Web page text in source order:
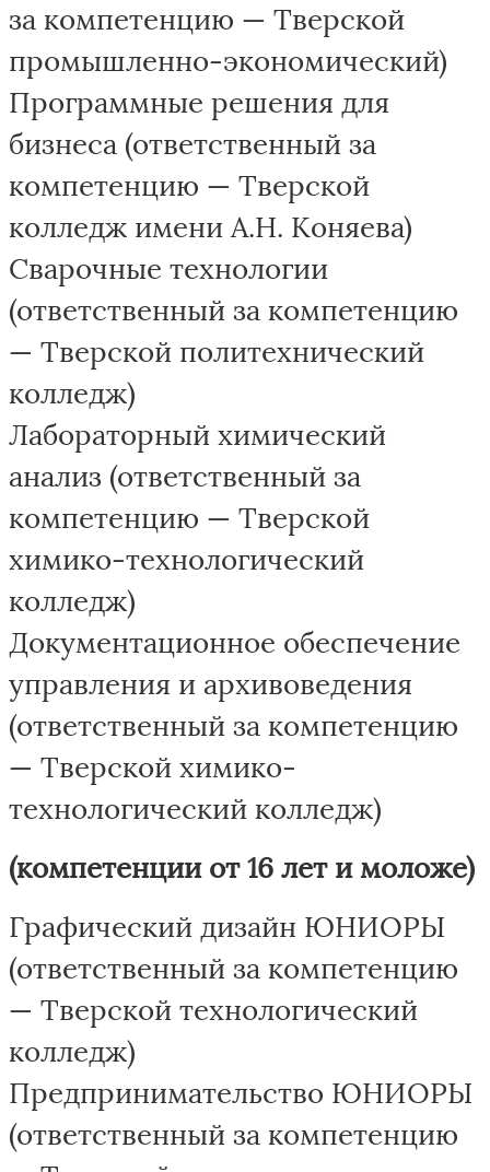
за компетенцию — Тверской
промышленно-экономический)
Программные решения для
бизнеса (ответственный за
компетенцию — Тверской
колледж имени А.Н. Коняева)
Сварочные технологии
(ответственный за компетенцию
— Тверской политехнический
колледж)
Лабораторный химический
анализ (ответственный за
компетенцию — Тверской
химико-технологический
колледж)
Документационное обеспечение
управления и архивоведения
(ответственный за компетенцию
— Тверской химико-
технологический колледж)
(компетенции от 16 лет и моложе)
Графический дизайн ЮНИОРЫ
(ответственный за компетенцию
— Тверской технологический
колледж)
Предпринимательство ЮНИОРЫ
(ответственный за компетенцию